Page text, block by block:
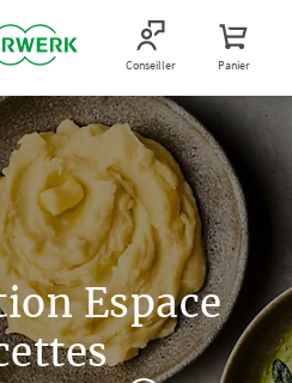
Conseiller Panier
Espace